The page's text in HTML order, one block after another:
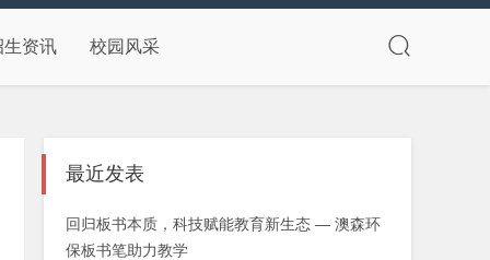
生资讯 校园风采
最近发表
回归板书本质，科技赋能教育新生态 — 澳森环
保板书笔助力教学